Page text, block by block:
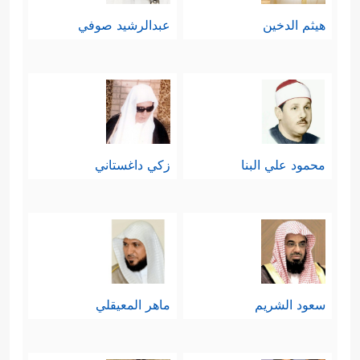
ٱدۡعُواْ شُرَكَاۤءَكُمۡ فَدَعَوۡهُمۡ فَلَمۡ یَسۡتَجِیبُواْ لَهُمۡ وَرَأَوُاْ
ٱلۡعَذَابَۚ لَوۡ أَنَّهُمۡ كَانُواْ یَهۡتَدُونَ﴾
خامسًا: ثم ينقل القرآن مشهدًا آخر
يُنادَى فيه على كافَّة الخلق بنداء واحد،
وهذا السؤال هو الفيصلُ بين أهل الحق
وأهل الضلال، بين السعداء الناجين
بإيمانهم واستجابتهم، وبين الهالكين
بتكذيبهم وعنادهم
﴿وَیَوۡمَ یُنَادِیهِمۡ فَیَقُولُ مَاذَاۤ
هيثم الدخين عبدالرشيد صوفي
محمود علي البنا زكي داغستاني
سعود الشريم ماهر المعيقلي